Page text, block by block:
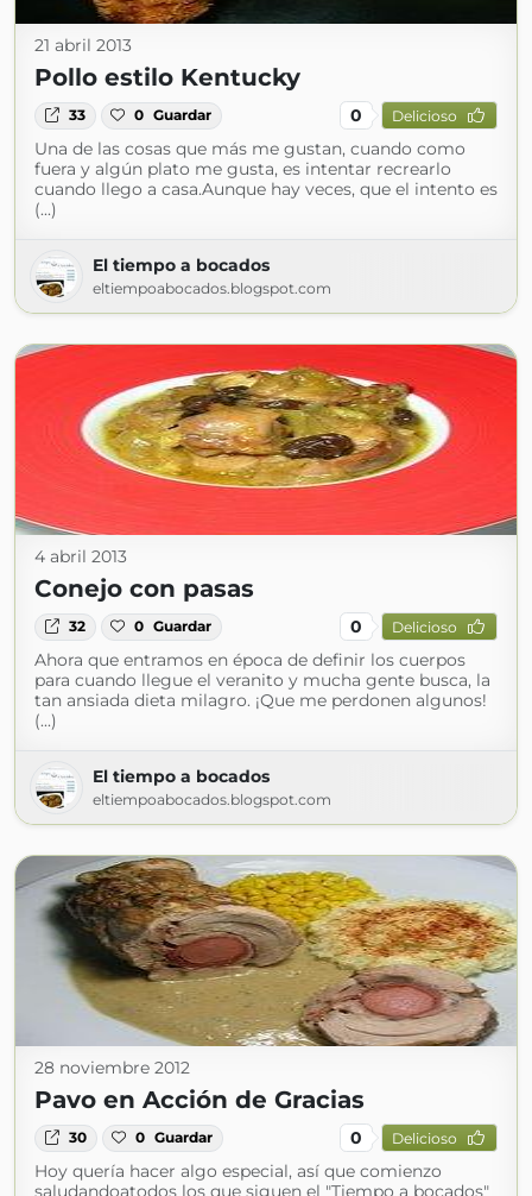
21 abril 2013
Pollo estilo Kentucky
33 0 Guardar 0 Delicioso
Una de las cosas que más me gustan, cuando como
fuera y algún plato me gusta, es intentar recrearlo
cuando llego a casa.Aunque hay veces, que el intento es
(...)
El tiempo a bocados
eltiempoabocados.blogspot.com
4 abril 2013
Conejo con pasas
32 0 Guardar 0 Delicioso
Ahora que entramos en época de definir los cuerpos
para cuando llegue el veranito y mucha gente busca, la
tan ansiada dieta milagro. ¡Que me perdonen algunos!
(...)
El tiempo a bocados
eltiempoabocados.blogspot.com
28 noviembre 2012
Pavo en Acción de Gracias
30 0 Guardar 0 Delicioso
Hoy quería hacer algo especial, así que comienzo
saludandoatodos los que siguen el "Tiempo a bocados"